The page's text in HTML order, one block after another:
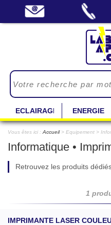
ECLAIRAGE ENERGIE
Vous êtes ici : Accueil> Equipement >
Informatique •
Retrouvez les produits
1
IMPRIMANTE LASER